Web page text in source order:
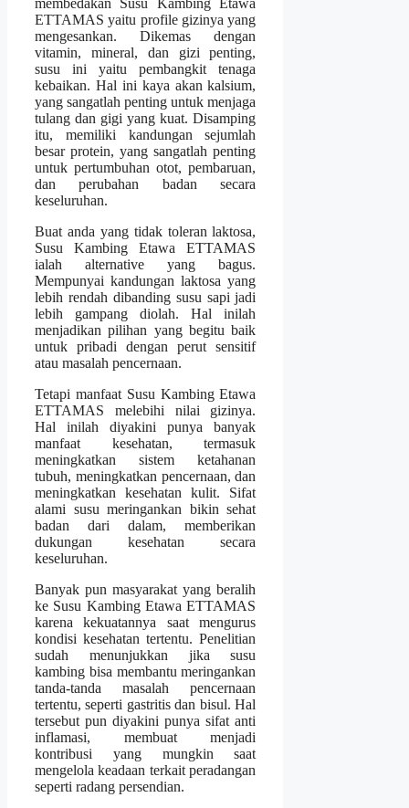
ETTAMAS yaitu profile gizinya yang
mengesankan. Dikemas dengan
vitamin, mineral, dan gizi penting,
susu ini yaitu pembangkit tenaga
kebaikan. Hal ini kaya akan kalsium,
yang sangatlah penting untuk menjaga
tulang dan gigi yang kuat. Disamping
itu, memiliki kandungan sejumlah
besar protein, yang sangatlah penting
untuk pertumbuhan otot, pembaruan,
dan perubahan badan secara
keseluruhan.
Buat anda yang tidak toleran laktosa,
Susu Kambing Etawa ETTAMAS
ialah alternative yang bagus.
Mempunyai kandungan laktosa yang
lebih rendah dibanding susu sapi jadi
lebih gampang diolah. Hal inilah
menjadikan pilihan yang begitu baik
untuk pribadi dengan perut sensitif
atau masalah pencernaan.
Tetapi manfaat Susu Kambing Etawa
ETTAMAS melebihi nilai gizinya.
Hal inilah diyakini punya banyak
manfaat kesehatan, termasuk
meningkatkan sistem ketahanan
tubuh, meningkatkan pencernaan, dan
meningkatkan kesehatan kulit. Sifat
alami susu meringankan bikin sehat
badan dari dalam, memberikan
dukungan kesehatan secara
keseluruhan.
Banyak pun masyarakat yang beralih
ke Susu Kambing Etawa ETTAMAS
karena kekuatannya saat mengurus
kondisi kesehatan tertentu. Penelitian
sudah menunjukkan jika susu
kambing bisa membantu meringankan
tanda-tanda masalah pencernaan
tertentu, seperti gastritis dan bisul. Hal
tersebut pun diyakini punya sifat anti
inflamasi, membuat menjadi
kontribusi yang mungkin saat
mengelola keadaan terkait peradangan
seperti radang persendian.